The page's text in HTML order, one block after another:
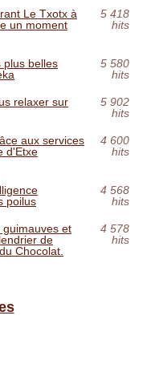
Le Txotx à
un moment
5 418
hits
plus belles
5 580
hits
relaxer sur
5 902
hits
aux services
d'Etxe
4 600
hits
poilus
4 568
hits
et
de
Chocolat.
4 578
hits